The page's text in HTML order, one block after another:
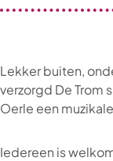
Lekker buiten,
verzorgd De Trom
Oerle een
Iedereen is